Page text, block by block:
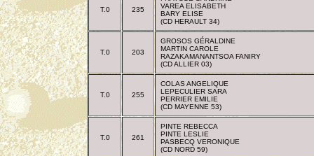
T.0 235
VAREA ELISABETH
BARY ELISE
(CD HERAULT 34)
T.0 203
GROSOS GÉRALDINE
MARTIN CAROLE
RAZAKAMANANTSOA FANIRY
(CD ALLIER 03)
T.0 255
COLAS ANGELIQUE
LEPECULIER SARA
PERRIER EMILIE
(CD MAYENNE 53)
T.0 261
PINTE REBECCA
PINTE LESLIE
PASBECQ VERONIQUE
(CD NORD 59)